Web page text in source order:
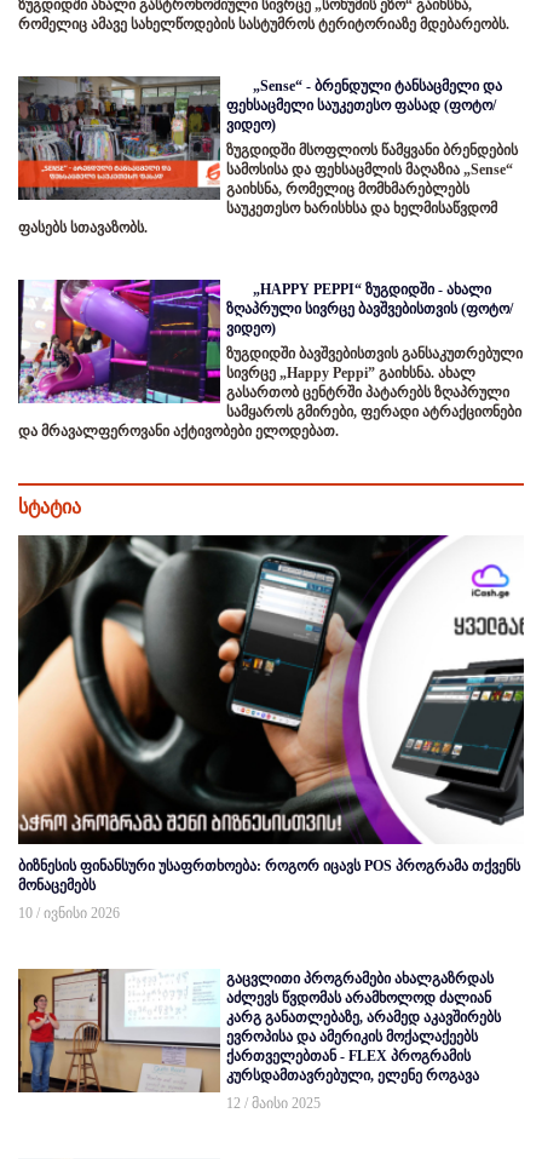
ზუგდიდში ახალი გასტრონომიული სივრცე „სოხუმის ეზო“ გაიხსნა,
რომელიც ამავე სახელწოდების სასტუმროს ტერიტორიაზე მდებარეობს.
„Sense“ - ბრენდული ტანსაცმელი და
ფეხსაცმელი საუკეთესო ფასად (ფოტო/
ვიდეო)
ზუგდიდში მსოფლიოს წამყვანი ბრენდების
სამოსისა და ფეხსაცმლის მაღაზია „Sense“
გაიხსნა, რომელიც მომხმარებლებს
საუკეთესო ხარისხსა და ხელმისაწვდომ
ფასებს სთავაზობს.
„HAPPY PEPPI“ ზუგდიდში - ახალი
ზღაპრული სივრცე ბავშვებისთვის (ფოტო/
ვიდეო)
ზუგდიდში ბავშვებისთვის განსაკუთრებული
სივრცე „Happy Peppi” გაიხსნა. ახალ
გასართობ ცენტრში პატარებს ზღაპრული
სამყაროს გმირები, ფერადი ატრაქციონები
და მრავალფეროვანი აქტივობები ელოდებათ.
სტატია
ბიზნესის ფინანსური უსაფრთხოება: როგორ იცავს POS პროგრამა თქვენს
მონაცემებს
10 / ივნისი 2026
გაცვლითი პროგრამები ახალგაზრდას
აძლევს წვდომას არამხოლოდ ძალიან
კარგ განათლებაზე, არამედ აკავშირებს
ევროპისა და ამერიკის მოქალაქეებს
ქართველებთან - FLEX პროგრამის
კურსდამთავრებული, ელენე როგავა
12 / მაისი 2025